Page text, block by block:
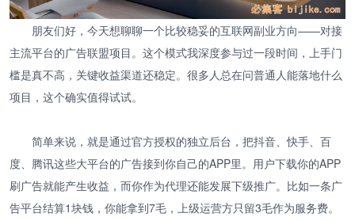
朋友们好，今天想聊聊一个比较稳妥的互联网副业方向——对接
主流平台的广告联盟项目。这个模式我深度参与过一段时间，上手门
槛是真不高，关键收益渠道还稳定。很多人总在问普通人能落地什么
项目，这个确实值得试试。
简单来说，就是通过官方授权的独立后台，把抖音、快手、百
度、腾讯这些大平台的广告接到你自己的APP里。用户下载你的APP
刷广告就能产生收益，而你作为代理还能发展下级推广。比如一条广
告平台结算1块钱，你能拿到7毛，上级运营方只留3毛作为服务费。